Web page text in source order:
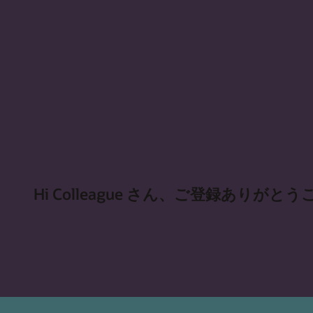
Hi Colleague さん、ご登録ありがとう